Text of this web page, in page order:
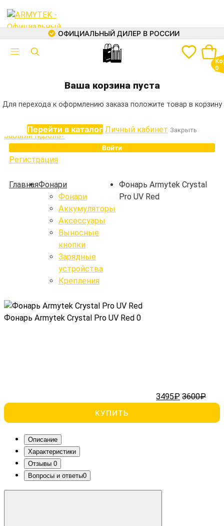
0
Фонари
Аккумуляторы
Зарядные устройства
Крепления
Выносные кнопки
ОФИЦИАЛЬНЫЙ ДИЛЕР В РОССИИ
🛍
Ваша корзина пуста
Для перехода к оформлению заказа положите товар в корзину
Перейти в каталог Личный кабинет Закрыть
Авторизация
Забыли пароль?
Войти
Регистрация
ГлавнаяФонари
Фонари
Аккумуляторы
Аксессуары
Выносные
кнопки
Зарядные
устройства
Крепления
Фонарь Armytek Crystal
Pro UV Red
Фонарь Armytek Crystal Pro UV Red 0
3495₽ 3600₽
КУПИТЬ
Описание
Характеристики
Отзывы 0
Вопросы и ответы0